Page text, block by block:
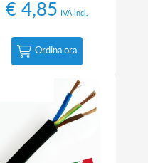
€ 4,85 IVA incl.
Ordina ora